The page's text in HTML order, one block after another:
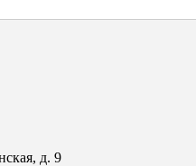
д. 9